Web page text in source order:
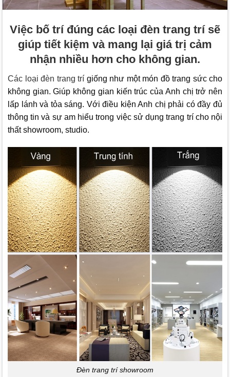
Việc bố trí đúng các loại đèn trang trí sẽ
giúp tiết kiệm và mang lại giá trị cảm
nhận nhiều hơn cho không gian.
Các loại đèn trang trí giống như một món đồ trang sức cho
không gian. Giúp không gian kiến trúc của Anh chị trở nên
lấp lánh và tỏa sáng. Với điều kiện Anh chị phải có đầy đủ
thông tin và sự am hiểu trong việc sử dụng trang trí cho nội
thất showroom, studio.
Đèn trang trí showroom